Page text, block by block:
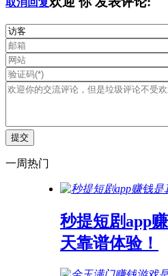
取消回复
一周热门
秒提短剧app
天靠谱体验！